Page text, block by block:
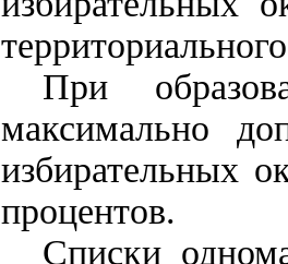
При
максимально
избирательных
процентов.
Списки